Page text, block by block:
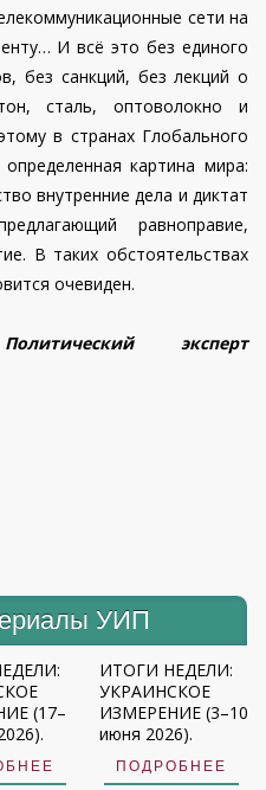
сети на
И всё это без единого
без санкций, без лекций о
сталь, оптоволокно и
в странах Глобального
картина мира:
внутренние дела и диктат
равноправие,
В таких обстоятельствах
очевиден.
эксперт
УИП
(17–
ИТОГИ НЕДЕЛИ:
УКРАИНСКОЕ
ИЗМЕРЕНИЕ (3–10
июня 2026).
ПОДРОБНЕЕ